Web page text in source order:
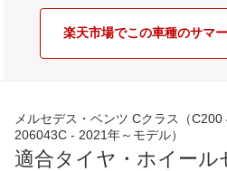
楽天市場でこの車種のサマ
メルセデス・ベンツ Cクラス（
206043C - 2021年～モデル）
適合タイヤ・ホイール